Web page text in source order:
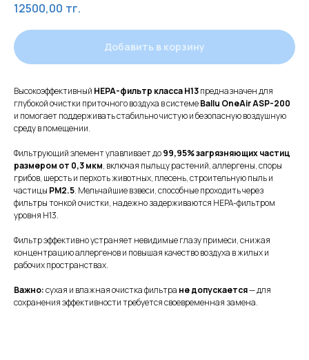
12500,00 тг.
Добавить в корзину
Высокоэффективный HEPA-фильтр класса H13предназначен для
глубокой очистки приточного воздуха в системеBallu OneAir ASP-200
и помогает поддерживать стабильно чистую и безопасную воздушную
среду в помещении.
Фильтрующий элемент улавливает до99,95% загрязняющих частиц
размером от 0,3 мкм, включая пыльцу растений, аллергены, споры
грибов, шерсть и перхоть животных, плесень, строительную пыль и
частицы PM2.5. Мельчайшие взвеси, способные проходить через
фильтры тонкой очистки, надежно задерживаются HEPA-фильтром
уровня H13.
Фильтр эффективно устраняет невидимые глазу примеси, снижая
концентрацию аллергенов и повышая качество воздуха в жилых и
рабочих пространствах.
Важно:сухая и влажная очистка фильтра не допускается— для
сохранения эффективности требуется своевременная замена.
Оказываем полный
цикл услуг